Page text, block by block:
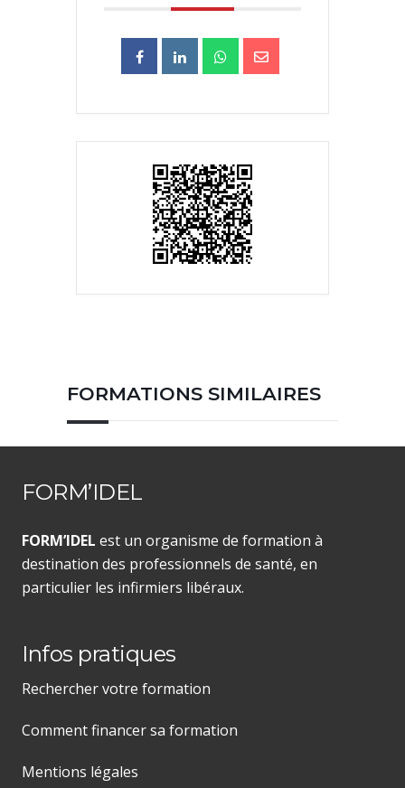
FORMATIONS SIMILAIRES
FORM’IDEL
FORM’IDEL est un organisme de formation à
destination des professionnels de santé, en
particulier les infirmiers libéraux.
Infos pratiques
Rechercher votre formation
Comment financer sa formation
Mentions légales